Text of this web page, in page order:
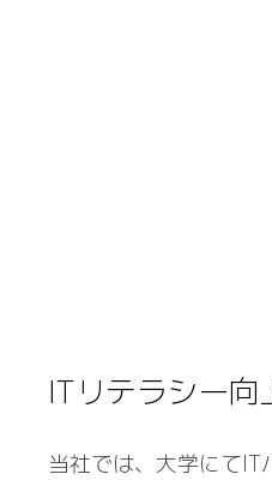
ITリテラシー向
当社では、大学にて